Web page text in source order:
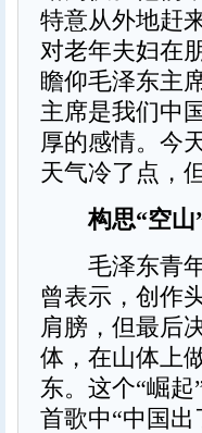
特意从外地赶
对老年夫妇在
瞻仰毛泽东主
主席是我们中
厚的感情。今
天气冷了点，
构思“空山
毛泽东青年
曾表示，创作
肩膀，但最后
体，在山体上
东。这个“崛
首歌中“中国